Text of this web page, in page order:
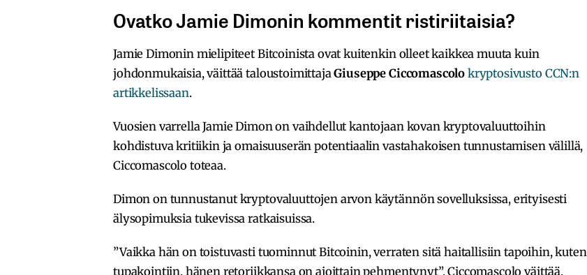
Ovatko Jamie Dimonin kommentit ristiriitaisia?
Jamie Dimonin mielipiteet Bitcoinista ovat kuitenkin olleet kaikkea muuta kuin
johdonmukaisia, väittää taloustoimittajaGiuseppe Ciccomascolo kryptosivusto CCN:n
artikkelissaan.
Vuosien varrella Jamie Dimon on vaihdellut kantojaan kovan kryptovaluuttoihin
kohdistuva kritiikin ja omaisuuserän potentiaalin vastahakoisen tunnustamisen välillä,
Ciccomascolo toteaa.
Dimon on tunnustanut kryptovaluuttojen arvon käytännön sovelluksissa, erityisesti
älysopimuksia tukevissa ratkaisuissa.
”Vaikka hän on toistuvasti tuominnut Bitcoinin, verraten sitä haitallisiin tapoihin, kuten
tupakointiin, hänen retoriikkansa on ajoittain pehmentynyt”, Ciccomascolo väittää.